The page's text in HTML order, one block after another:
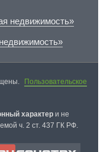
недвижимость»
Пользовательское
характер и не
ч. 2 ст. 437 ГК РФ.